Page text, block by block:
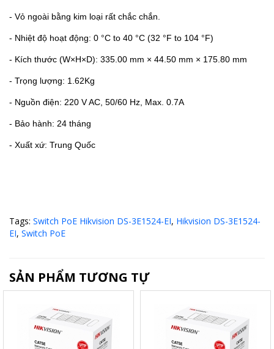
- Vỏ ngoài bằng kim loại rất chắc chắn.
- Nhiệt độ hoạt động: 0 °C to 40 °C (32 °F to 104 °F)
- Kích thước (W×H×D): 335.00 mm × 44.50 mm × 175.80 mm
- Trọng lượng: 1.62Kg
- Nguồn điện: 220 V AC, 50/60 Hz, Max. 0.7A
- Bảo hành: 24 tháng
- Xuất xứ: Trung Quốc
Tags: Switch PoE Hikvision DS-3E1524-EI, Hikvision DS-3E1524-
EI, Switch PoE
SẢN PHẨM TƯƠNG TỰ